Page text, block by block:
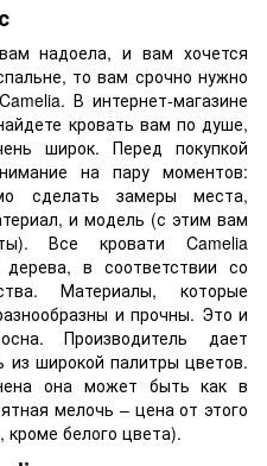
надоела, и вам хочется
то вам срочно нужно
В интернет-магазине
кровать вам по душе,
широк. Перед покупкой
на пару моментов:
сделать замеры места,
и модель (с этим вам
Все кровати Camelia
в соответствии со
Материалы, которые
и прочны. Это и
Производитель дает
широкой палитры цветов.
она может быть как в
мелочь – цена от этого
кроме белого цвета).